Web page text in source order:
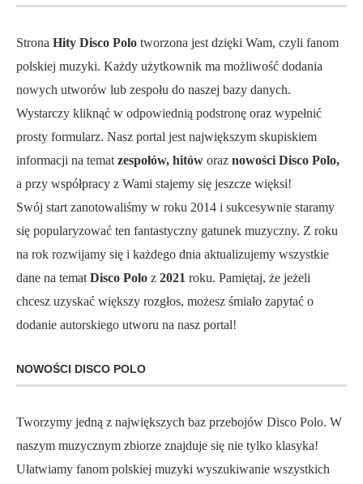
Strona Hity Disco Polo tworzona jest dzięki Wam, czyli fanom
polskiej muzyki. Każdy użytkownik ma możliwość dodania
nowych utworów lub zespołu do naszej bazy danych.
Wystarczy kliknąć w odpowiednią podstronę oraz wypełnić
prosty formularz. Nasz portal jest największym skupiskiem
informacji na temat zespołów, hitów oraz nowości Disco Polo,
a przy współpracy z Wami stajemy się jeszcze więksi!
Swój start zanotowaliśmy w roku 2014 i sukcesywnie staramy
się popularyzować ten fantastyczny gatunek muzyczny. Z roku
na rok rozwijamy się i każdego dnia aktualizujemy wszystkie
dane na temat Disco Polo z 2021 roku. Pamiętaj, że jeżeli
chcesz uzyskać większy rozgłos, możesz śmiało zapytać o
dodanie autorskiego utworu na nasz portal!
NOWOŚCI DISCO POLO
Tworzymy jedną z największych baz przebojów Disco Polo. W
naszym muzycznym zbiorze znajduje się nie tylko klasyka!
Ułatwiamy fanom polskiej muzyki wyszukiwanie wszystkich